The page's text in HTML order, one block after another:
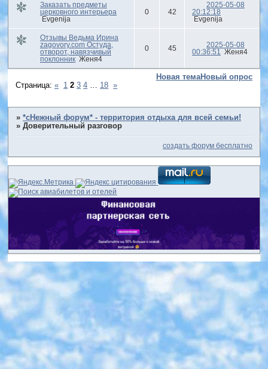
Заказать предметы
церковного интерьера
Evgenija
0 42
2025-05-08
20:12:18
Evgenija
Отзывы Ведьма Ирина
zagovory.com Остуда,
отворот, навязчивый
поклонник Женя4
0 45
2025-05-08
00:36:51
Женя4
Новая темаНовый опрос
Страница:« 1 2 3 4 … 18 »
»*сНежный форум* - территория отдыха для всей семьи!
»Доверительный разговор
создать форум бесплатно